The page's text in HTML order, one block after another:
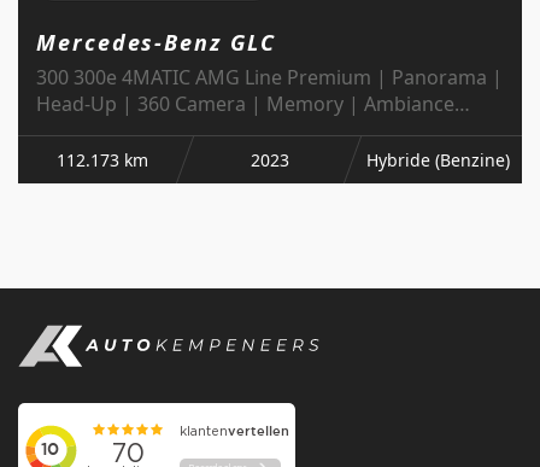
Mercedes-Benz GLC
300 300e 4MATIC AMG Line Premium | Panorama |
Head-Up | 360 Camera | Memory | Ambiance
Light | Digital Light | 20' Inch | NL-Aut
112.173 km 2023 Hybride (Benzine)